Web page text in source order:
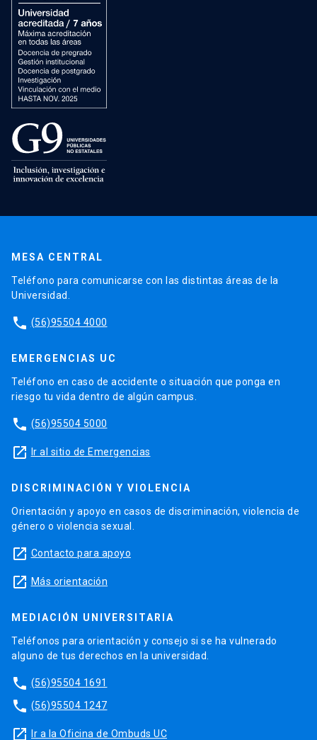
MESA CENTRAL
Teléfono para comunicarse con las distintas áreas de la
Universidad.
phone (56)95504 4000
EMERGENCIAS UC
Teléfono en caso de accidente o situación que ponga en
riesgo tu vida dentro de algún campus.
phone (56)95504 5000
launch Ir al sitio de Emergencias
DISCRIMINACIÓN Y VIOLENCIA
Orientación y apoyo en casos de discriminación, violencia de
género o violencia sexual.
launch Contacto para apoyo
launch Más orientación
MEDIACIÓN UNIVERSITARIA
Teléfonos para orientación y consejo si se ha vulnerado
alguno de tus derechos en la universidad.
phone (56)95504 1691
phone (56)95504 1247
launch Ir a la Oficina de Ombuds UC